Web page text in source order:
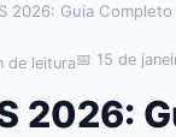
2026: Guia
de leitura📅 15 de
2026: